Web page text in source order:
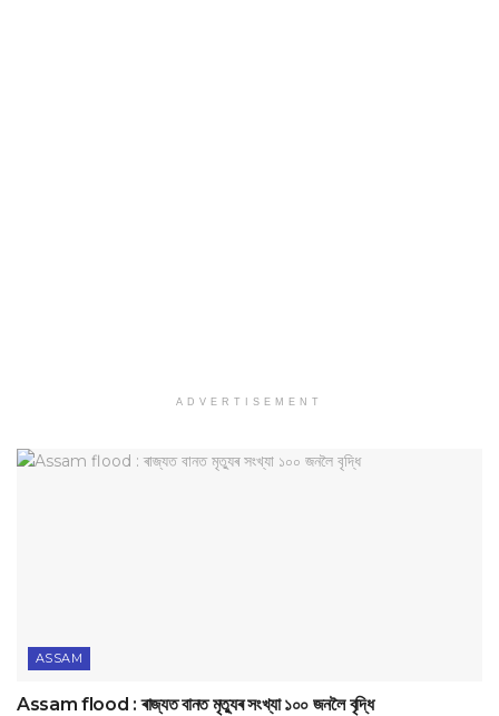
ADVERTISEMENT
ASSAM
Assam flood : ৰাজ্যত বানত মৃত্যুৰ সংখ্যা ১০০ জনলৈ বৃদ্ধি